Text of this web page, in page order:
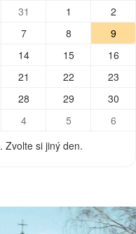
31 1
2
7 8
9
14 15
16
21 22
23
28 29
30
4 5
6
Zvolte si jiný den.